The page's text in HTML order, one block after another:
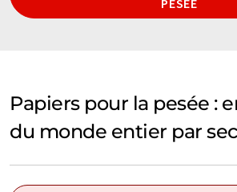
Papiers pour la pesée :
du monde entier par